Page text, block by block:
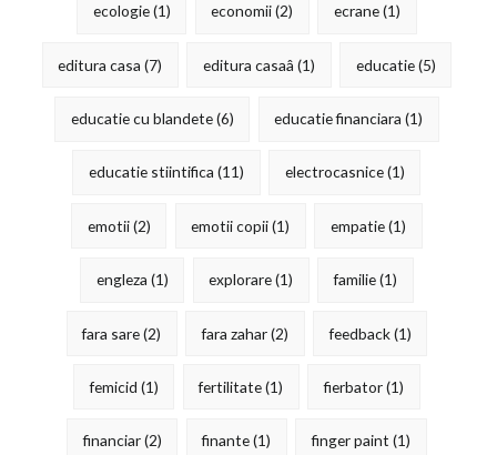
ecologie(1) economii(2) ecrane(1)
editura casa (7) editura casaâ (1) educatie(5)
educatie cu blandete(6) educatie financiara (1)
educatie stiintifica (11) electrocasnice(1)
emotii(2) emotii copii(1) empatie(1)
engleza (1) explorare(1) familie(1)
fara sare(2) fara zahar(2) feedback(1)
femicid (1) fertilitate(1) fierbator(1)
financiar(2) finante(1) finger paint (1)